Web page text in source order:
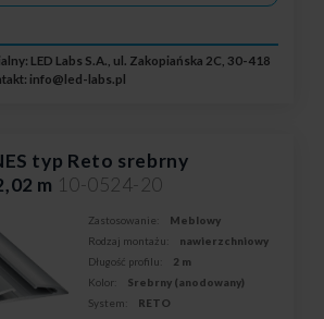
LED Labs S.A., ul. Zakopiańska 2C, 30-418
info@led-labs.pl
typ Reto srebrny
m 10-0524-20
Zastosowanie:
Meblowy
Rodzaj montażu:
nawierzchniowy
Długość profilu:
2 m
Kolor:
Srebrny (anodowany)
System:
RETO